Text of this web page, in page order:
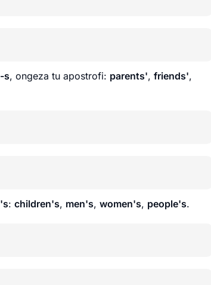
-s, ongeza tu apostrofi: parents', friends',
's: children's, men's, women's, people's.